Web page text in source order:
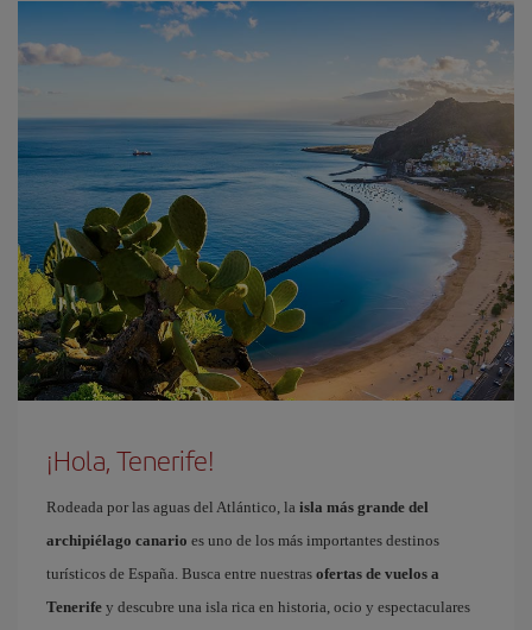
¡Hola, Tenerife!
Rodeada por las aguas del Atlántico, la isla más grande del
archipiélago canario es uno de los más importantes destinos
turísticos de España. Busca entre nuestras ofertas de vuelos a
Tenerife y descubre una isla rica en historia, ocio y espectaculares